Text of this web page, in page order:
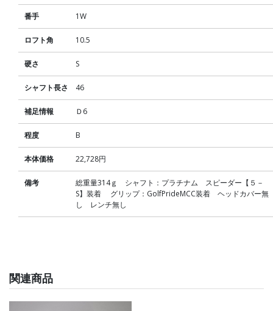
番手 1W
ロフト角 10.5
硬さ S
シャフト長さ 46
補足情報 Ｄ6
程度 B
本体価格 22,728円
備考
総重量314ｇ シャフト：プラチナム スピーダー【５－
S】装着 グリップ：GolfPrideMCC装着 ヘッドカバー無
し レンチ無し
関連商品